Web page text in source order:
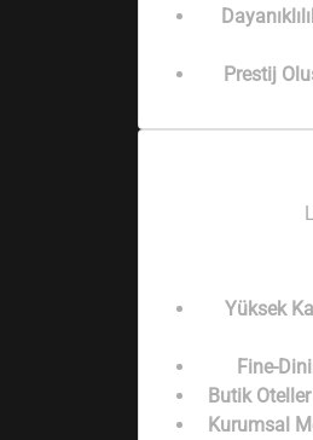
Prestij
Yüksek
Fine-
Butik
Kurumsal